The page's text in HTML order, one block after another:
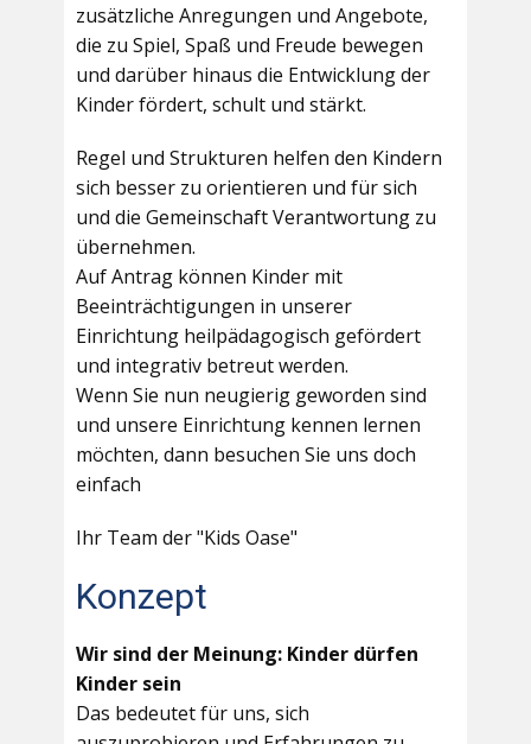
zusätzliche Anregungen und Angebote,
die zu Spiel, Spaß und Freude bewegen
und darüber hinaus die Entwicklung der
Kinder fördert, schult und stärkt.
Regel und Strukturen helfen den Kindern
sich besser zu orientieren und für sich
und die Gemeinschaft Verantwortung zu
übernehmen.
Auf Antrag können Kinder mit
Beeinträchtigungen in unserer
Einrichtung heilpädagogisch gefördert
und integrativ betreut werden.
Wenn Sie nun neugierig geworden sind
und unsere Einrichtung kennen lernen
möchten, dann besuchen Sie uns doch
einfach
Ihr Team der "Kids Oase"
Konzept
Wir sind der Meinung: Kinder dürfen
Kinder sein
Das bedeutet für uns, sich